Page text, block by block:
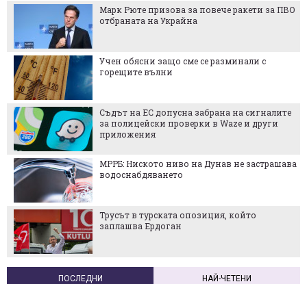
Марк Рюте призова за повече ракети за ПВО
отбраната на Украйна
Учен обясни защо сме се разминали с
горещите вълни
Съдът на ЕС допусна забрана на сигналите
за полицейски проверки в Waze и други
приложения
МРРБ: Ниското ниво на Дунав не застрашава
водоснабдяването
Трусът в турската опозиция, който
заплашва Ердоган
ПОСЛЕДНИ НАЙ-ЧЕТЕНИ